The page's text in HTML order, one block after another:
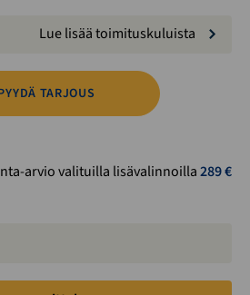
Lue lisää toimituskuluista
TARJOUS
arvio valituilla lisävalinnoilla289€